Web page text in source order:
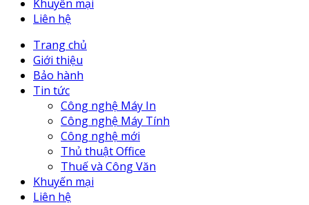
Khuyến mại
Liên hệ
Trang chủ
Giới thiệu
Bảo hành
Tin tức
Công nghệ Máy In
Công nghệ Máy Tính
Công nghệ mới
Thủ thuật Office
Thuế và Công Văn
Khuyến mại
Liên hệ